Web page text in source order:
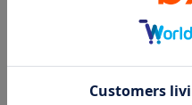
イオンモール川口店 スタッフ